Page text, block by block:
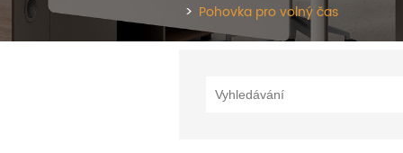
Pohovka pro volný čas